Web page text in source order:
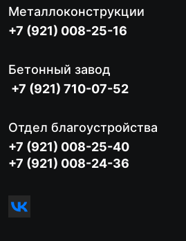
Металлоконструкции
+7 (921) 008-25-16
Бетонный завод
+7 (921) 710-07-52
Отдел благоустройства
+7 (921) 008-25-40
+7 (921) 008-24-36